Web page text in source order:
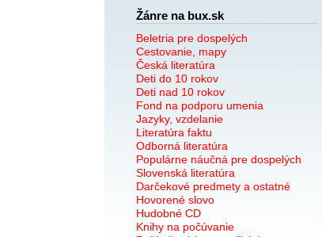
Žánre na bux.sk
Beletria pre dospelých
Cestovanie, mapy
Česká literatúra
Deti do 10 rokov
Deti nad 10 rokov
Fond na podporu umenia
Jazyky, vzdelanie
Literatúra faktu
Odborná literatúra
Populárne náučná pre dospelých
Slovenská literatúra
Darčekové predmety a ostatné
Hovorené slovo
Hudobné CD
Knihy na počúvanie